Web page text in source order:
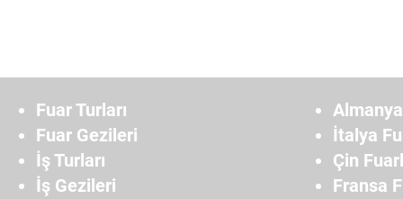
Fuar Turları
Fuar Gezileri
İş Turları
İş Gezileri
İtalya
Çin
Fransa